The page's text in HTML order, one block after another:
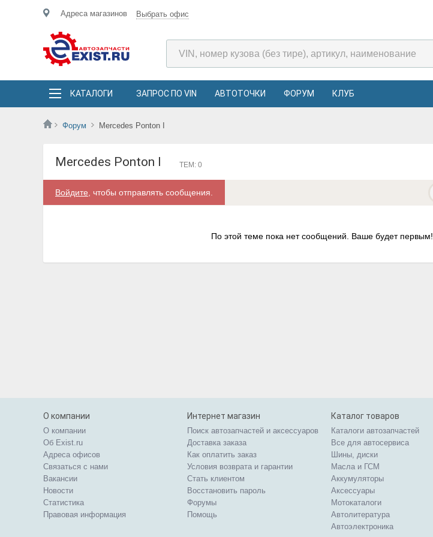
Адреса магазинов Выбрать офис
КАТАЛОГИ ЗАПРОС ПО VIN АВТОТОЧКИ ФОРУМ КЛУБ
Форум Mercedes Ponton I
Mercedes Ponton I ТЕМ: 0
Войдите , чтобы отправлять сообщения.
По этой теме пока нет сообщений. Ваше будет первым!
О компании
О компании
Об Exist.ru
Адреса офисов
Связаться с нами
Вакансии
Новости
Статистика
Правовая информация
Интернет магазин
Поиск автозапчастей и аксессуаров
Доставка заказа
Как оплатить заказ
Условия возврата и гарантии
Стать клиентом
Восстановить пароль
Форумы
Помощь
Каталог товаров
Каталоги автозапчастей
Все для автосервиса
Шины, диски
Масла и ГСМ
Аккумуляторы
Аксессуары
Мотокаталоги
Автолитература
Автоэлектроника